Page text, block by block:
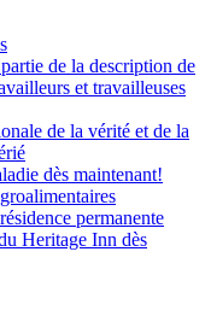
de la description de
et travailleuses
de la vérité et de la
dès maintenant!
permanente
Heritage Inn dès